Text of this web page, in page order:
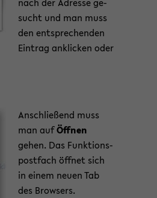
sucht und man muss
den ent­spre­chen­den
Ein­trag an­kli­cken oder
An­schlie­ßend muss
man aufÖff­nen
gehen. Das Funktions-​
postfach öff­net sich
in einem neuen Tab
des Brow­sers.